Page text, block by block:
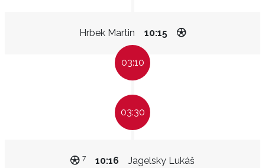
Hrbek Martin 10:15
03:10
03:30
Jagelsky Lukáš
10:16
7